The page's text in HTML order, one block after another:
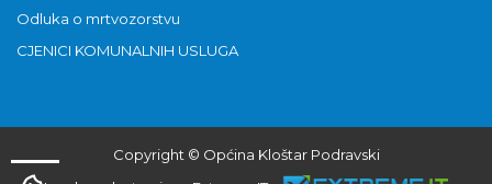
Odluka o mrtvozorstvu
CJENICI KOMUNALNIH USLUGA
Copyright © Općina Kloštar Podravski